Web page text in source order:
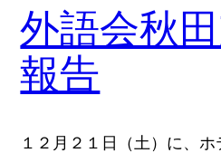
外語会秋
報告
１２月２１日（土）に、